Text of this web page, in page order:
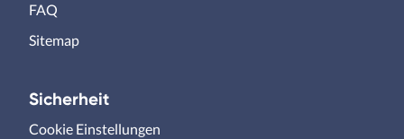
FAQ
Sitemap
Sicherheit
Cookie Einstellungen